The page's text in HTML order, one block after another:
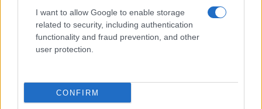
I want to allow Google to enable storage
related to security, including authentication
functionality and fraud prevention, and other
user protection.
CONFIRM
Emanuele o le fontane di Roma o un qualsiasi
arredo urbano coi pretesti virtuosi, gretini?
Ed è difficile trovare una spiegazione
perdere le brutture dei provocatori pro domo
propria, ce la mette tutta per mortificare se